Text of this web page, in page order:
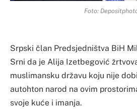
Foto:
Srpski član Predsjedništva BiH
Srni da je Alija Izetbegović
muslimansku državu koju nije
autohton narod na ovim
svoje kuće i imanja.